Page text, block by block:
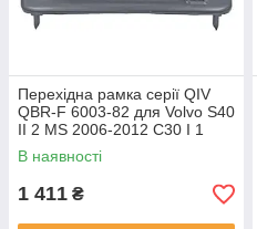
Перехідна рамка серії QIV
QBR-F 6003-82 для Volvo S40
II 2 MS 2006-2012 C30 I 1
2006-2013 C70 II 2 2004-2010
9 дюймів
В наявності
1 411 ₴